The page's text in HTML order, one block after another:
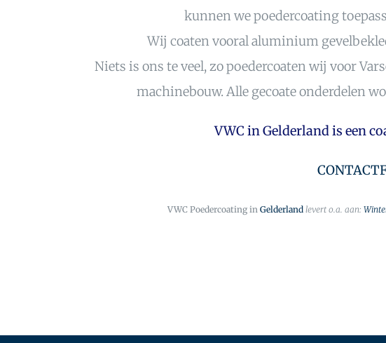
kunnen we poedercoating
Wij coaten vooral aluminium
Niets is ons te veel, zo poedercoaten wij voor
machinebouw. Alle gecoate onderdelen
VWC in Gelderland is een
VWC Poedercoating in Gelderland levert o.a. aan: